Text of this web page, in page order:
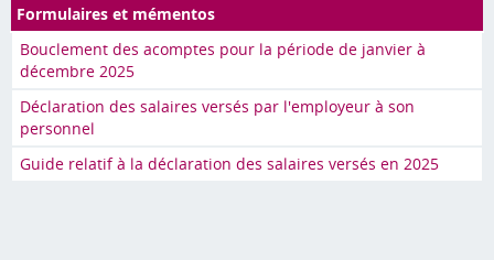
Formulaires et mémentos
Bouclement des acomptes pour la période de janvier à
décembre 2025
Déclaration des salaires versés par l'employeur à son
personnel
Guide relatif à la déclaration des salaires versés en 2025